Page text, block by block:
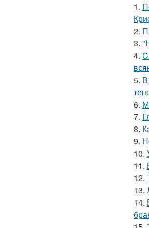
1.
2.
3.
4.
5.
6.
7.
8.
9.
10.
11.
12.
13.
14.